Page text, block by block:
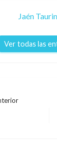
Jaén
Ver todas las